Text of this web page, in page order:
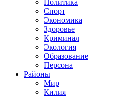
Политика
Спорт
Экономика
Здоровье
Криминал
Экология
Образование
Персона
Районы
Мир
Килия